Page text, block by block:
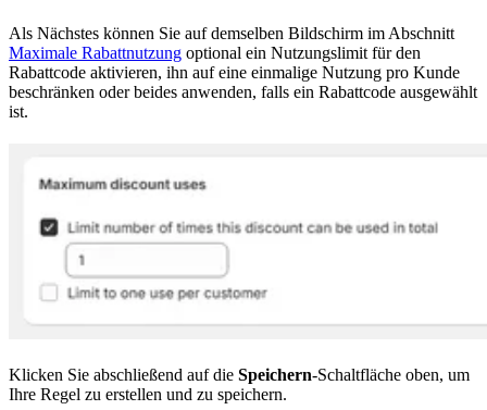
Als Nächstes können Sie auf demselben Bildschirm im Abschnitt
Maximale Rabattnutzung optional ein Nutzungslimit für den
Rabattcode aktivieren, ihn auf eine einmalige Nutzung pro Kunde
beschränken oder beides anwenden, falls ein Rabattcode ausgewählt
ist.
Klicken Sie abschließend auf die Speichern-Schaltfläche oben, um
Ihre Regel zu erstellen und zu speichern.